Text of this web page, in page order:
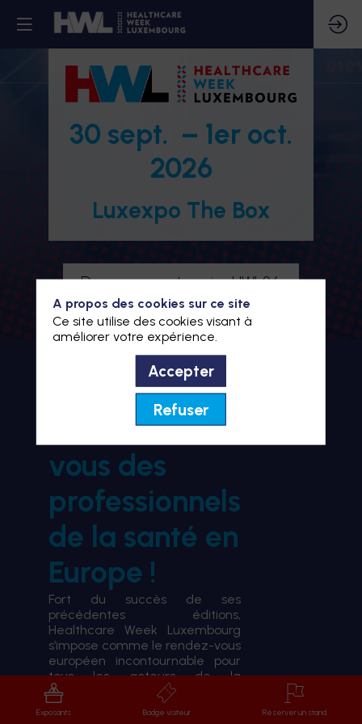
30 sept. – 1er oct.
2026
Luxexpo The Box
Devenez partenaire HWL26
Je m'inscris à HWL26
BIENVENUE À HWL26
le rendez-
vous des
professionnels
de la santé en
Europe !
Fort du succès de ses
précédentes éditions,
Healthcare Week Luxembourg
s’impose comme le rendez-vous
européen incontournable pour
tous les acteurs de la
transformation du système de
santé.
Exposants Badge visiteur Réserver un stand
A propos des cookies sur ce site
Ce site utilise des cookies visant à
améliorer votre expérience.
Accepter
Refuser